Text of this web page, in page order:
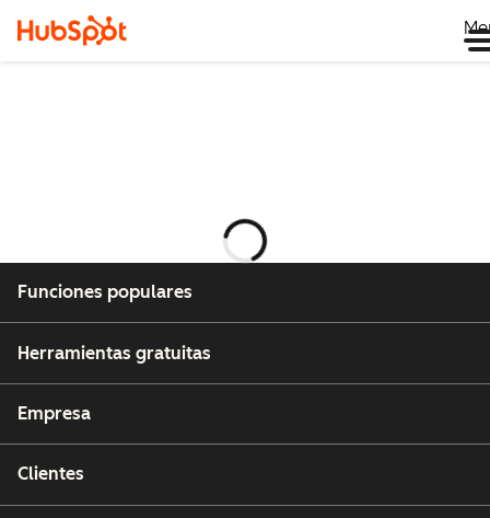
Cargando
Funciones populares
Herramientas gratuitas
Empresa
Clientes